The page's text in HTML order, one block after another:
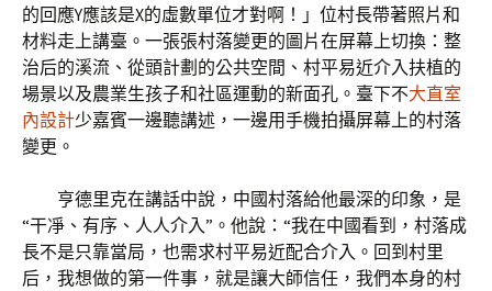
的回應Y應該是X的虛數單位才對啊！」位村長帶著照片和
材料走上講臺。一張張村落變更的圖片在屏幕上切換：整
治后的溪流、從頭計劃的公共空間、村平易近介入扶植的
場景以及農業生孩子和社區運動的新面孔。臺下不大直室
內設計少嘉賓一邊聽講述，一邊用手機拍攝屏幕上的村落
變更。
亨德里克在講話中說，中國村落給他最深的印象，是
“干凈、有序、人人介入”。他說：“我在中國看到，村落成
長不是只靠當局，也需求村平易近配合介入。回到村里
后，我想做的第一件事，就是讓大師信任，我們本身的村